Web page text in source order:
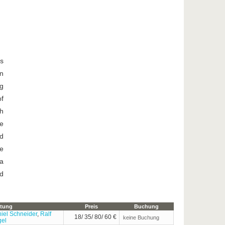
Preis Buchung
Schneider, Ralf
18/ 35/ 80/ 60 € keine Buchung